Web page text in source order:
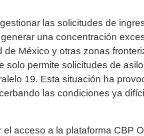
las solicitudes de
una concentración
México y otras zonas
solo permite solicitudes de
19. Esta situación ha
las condiciones ya
acceso a la plataforma CBP